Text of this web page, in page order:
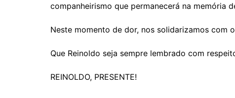
companheirismo que permanecerá na memória
Neste momento de dor, nos solidarizamos com
Que Reinoldo seja sempre lembrado com
REINOLDO, PRESENTE!